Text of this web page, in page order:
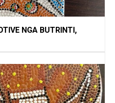
NGA BUTRINTI,